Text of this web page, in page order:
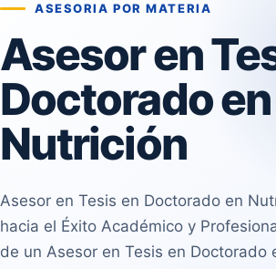
ASESORIA POR MATERIA
Asesor en
Doctorado en
Nutrición
Asesor en Tesis en Doctorado en
hacia el Éxito Académico y
de un Asesor en Tesis en Doctorado